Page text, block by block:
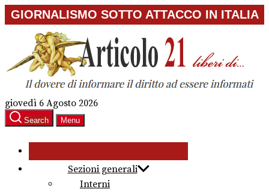
Skip
to
content
GIORNALISMO SOTTO ATTACCO IN ITALIA
giovedì 6 Agosto 2026
Search Menu
Sezioni generali
Interni